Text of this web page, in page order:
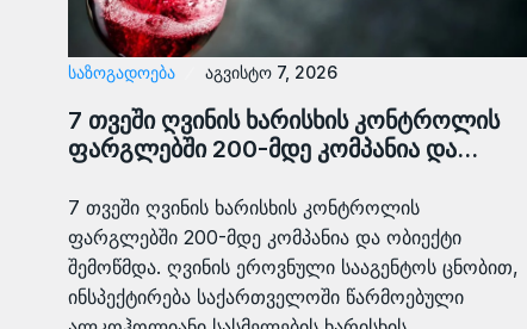
ᲡᲐᲖᲝᲒᲐᲓᲝᲔᲑᲐ აგვისტო 7, 2026
7 თვეში ღვინის ხარისხის კონტროლის
ფარგლებში 200-მდე კომპანია და…
7 თვეში ღვინის ხარისხის კონტროლის
ფარგლებში 200-მდე კომპანია და ობიექტი
შემოწმდა. ღვინის ეროვნული სააგენტოს ცნობით,
ინსპექტირება საქართველოში წარმოებული